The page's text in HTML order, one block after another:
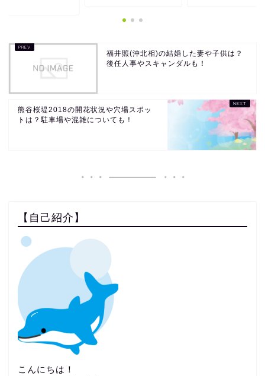
福井照(沖北相)の結婚した妻や子供は？
後任人事やスキャンダルも！
熊谷桜堤2018の開花状況や穴場スポッ
トは？駐車場や混雑についても！
【自己紹介】
こんにちは！